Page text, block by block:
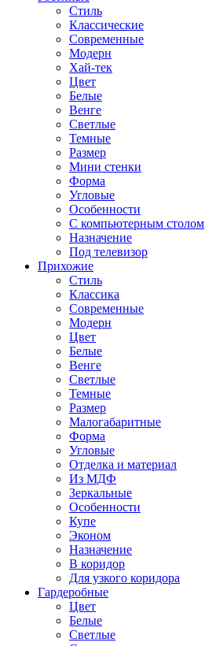
Стиль
Классические
Современные
Модерн
Хай-тек
Цвет
Белые
Венге
Светлые
Темные
Размер
Мини стенки
Форма
Угловые
Особенности
С компьютерным столом
Назначение
Под телевизор
Прихожие
Стиль
Классика
Современные
Модерн
Цвет
Белые
Венге
Светлые
Темные
Размер
Малогабаритные
Форма
Угловые
Отделка и материал
Из МДФ
Зеркальные
Особенности
Купе
Эконом
Назначение
В коридор
Для узкого коридора
Гардеробные
Цвет
Белые
Светлые